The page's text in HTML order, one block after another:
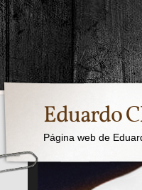
Eduardo
Página web de